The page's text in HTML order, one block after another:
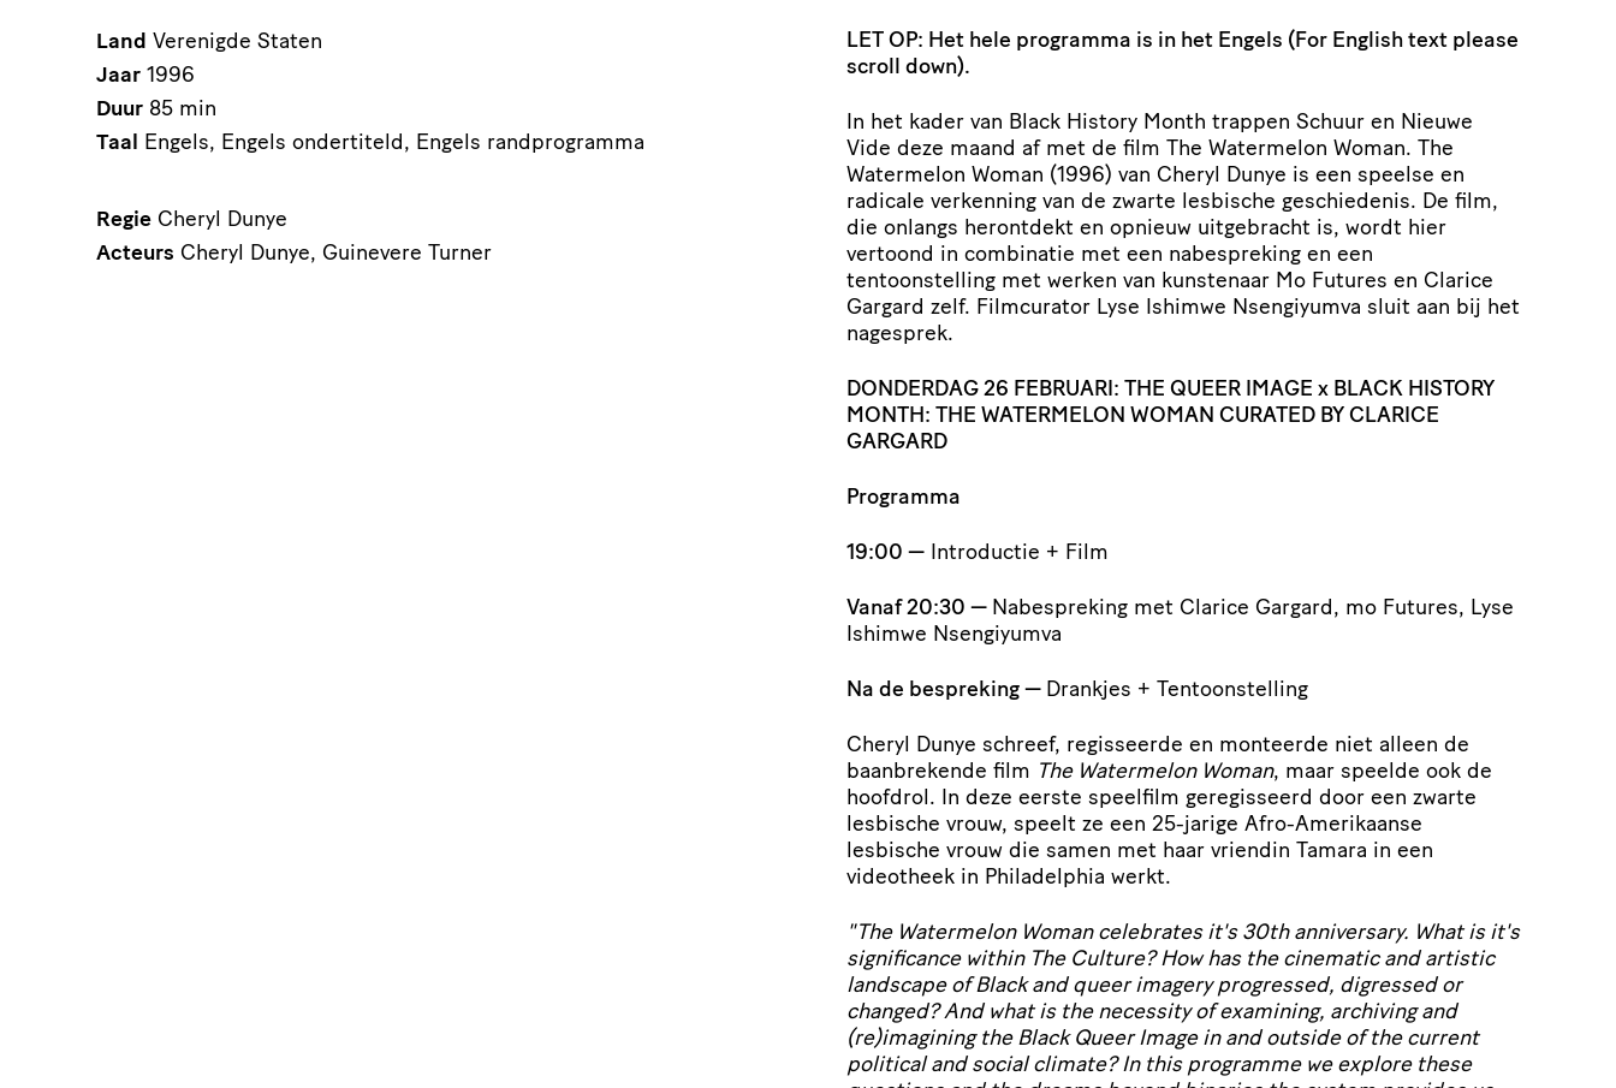
LET OP: Het hele programma is in het Engels (For English text please
scroll down).
In het kader van Black History Month trappen Schuur en Nieuwe
Vide deze maand af met de film The Watermelon Woman. The
Watermelon Woman (1996) van Cheryl Dunye is een speelse en
radicale verkenning van de zwarte lesbische geschiedenis. De film,
die onlangs herontdekt en opnieuw uitgebracht is, wordt hier
vertoond in combinatie met een nabespreking en een
tentoonstelling met werken van kunstenaar Mo Futures en Clarice
Gargard zelf. Filmcurator Lyse Ishimwe Nsengiyumva sluit aan bij het
nagesprek.
DONDERDAG 26 FEBRUARI: THE QUEER IMAGE x BLACK HISTORY
MONTH: THE WATERMELON WOMAN CURATED BY CLARICE
GARGARD
Programma
19:00 — Introductie + Film
Vanaf 20:30 — Nabespreking met Clarice Gargard, mo Futures, Lyse
Ishimwe Nsengiyumva
Na de bespreking — Drankjes + Tentoonstelling
Cheryl Dunye schreef, regisseerde en monteerde niet alleen de
baanbrekende film The Watermelon Woman, maar speelde ook de
hoofdrol. In deze eerste speelfilm geregisseerd door een zwarte
lesbische vrouw, speelt ze een 25-jarige Afro-Amerikaanse
lesbische vrouw die samen met haar vriendin Tamara in een
videotheek in Philadelphia werkt.
"The Watermelon Woman celebrates it's 30th anniversary. What is it's
significance within The Culture? How has the cinematic and artistic
landscape of Black and queer imagery progressed, digressed or
changed? And what is the necessity of examining, archiving and
(re)imagining the Black Queer Image in and outside of the current
political and social climate? In this programme we explore these
Land Verenigde Staten
Jaar 1996
Duur 85 min
Taal Engels, Engels ondertiteld, Engels randprogramma
Regie Cheryl Dunye
Acteurs Cheryl Dunye, Guinevere Turner